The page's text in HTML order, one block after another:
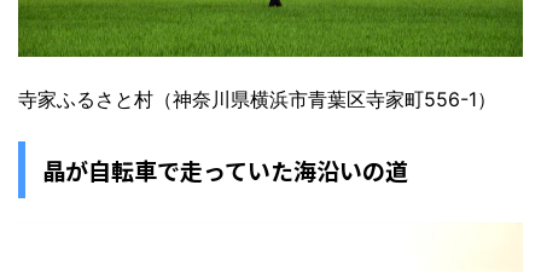
寺家ふるさと村（神奈川県横浜市青葉区寺家町556-1）
晶が自転車で走っていた海沿いの道